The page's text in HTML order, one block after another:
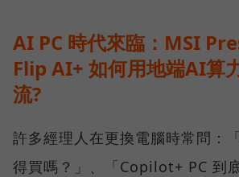
AI PC 時代來臨：MSI
Flip AI+ 如何用地端AI算
流?
許多經理人在更換電腦時常問：
得買嗎？」、「Copilot+ PC 到